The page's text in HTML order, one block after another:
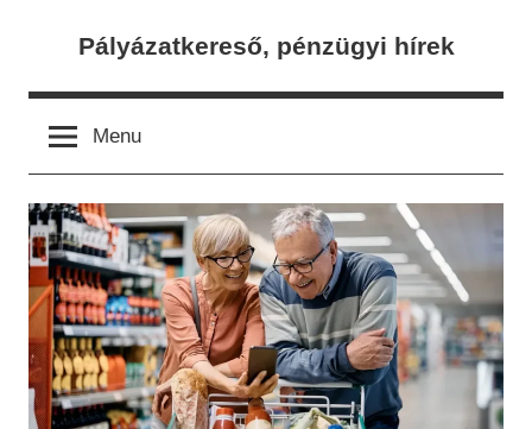
Pályázatkereső, pénzügyi hírek
Menu